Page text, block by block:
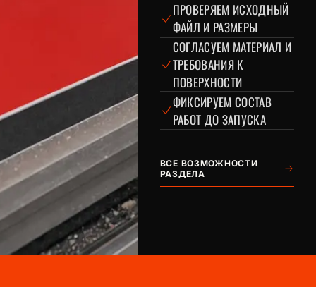
ПРОВЕРЯЕМ ИСХОДНЫЙ
ФАЙЛ И РАЗМЕРЫ
СОГЛАСУЕМ МАТЕРИАЛ И
ТРЕБОВАНИЯ К
ПОВЕРХНОСТИ
ФИКСИРУЕМ СОСТАВ
РАБОТ ДО ЗАПУСКА
ВСЕ ВОЗМОЖНОСТИ
РАЗДЕЛА